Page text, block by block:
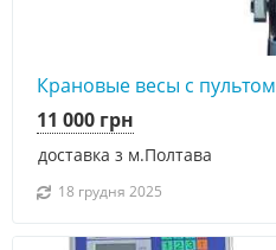
Крановые весы с пультом
доставка з м.Полтава
11 000 грн
18 грудня 2025